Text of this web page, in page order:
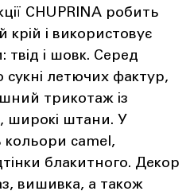
CHUPRINA робить
крій і використовує
твід і шовк. Серед
сукні летючих фактур,
трикотаж із
широкі штани. У
кольори camel,
блакитного. Декор
вишивка, а також